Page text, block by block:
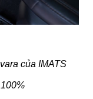
của IMATS